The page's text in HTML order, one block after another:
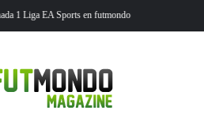
En Futmondo la temporada 26-27 ya está aquí